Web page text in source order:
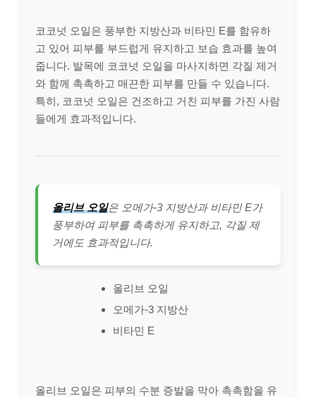
코코넛 오일은 풍부한 지방산과 비타민 E를 함유하
고 있어 피부를 부드럽게 유지하고 보습 효과를 높여
줍니다. 발목에 코코넛 오일을 마사지하면 각질 제거
와 함께 촉촉하고 매끈한 피부를 만들 수 있습니다.
특히, 코코넛 오일은 건조하고 거친 피부를 가진 사람
들에게 효과적입니다.
올리브 오일은 오메가-3 지방산과 비타민 E가
풍부하여 피부를 촉촉하게 유지하고, 각질 제
거에도 효과적입니다.
올리브 오일
오메가-3 지방산
비타민 E
올리브 오일은 피부의 수분 증발을 막아 촉촉함을 유